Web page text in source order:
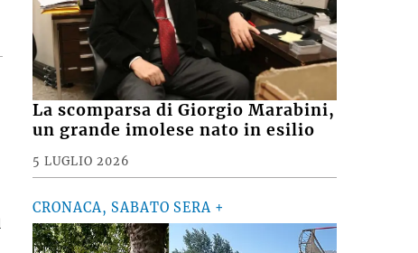
La scomparsa di Giorgio Marabini,
un grande imolese nato in esilio
5 LUGLIO 2026
CRONACA, SABATO SERA +